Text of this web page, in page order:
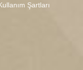
Şartları